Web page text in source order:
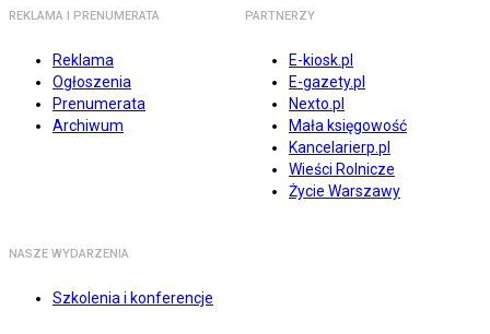
REKLAMA I PRENUMERATA
Reklama
Ogłoszenia
Prenumerata
Archiwum
PARTNERZY
E-kiosk.pl
E-gazety.pl
Nexto.pl
Mała księgowość
Kancelarierp.pl
Wieści Rolnicze
Życie Warszawy
NASZE WYDARZENIA
Szkolenia i konferencje